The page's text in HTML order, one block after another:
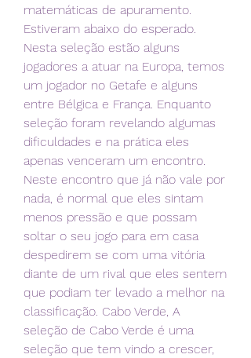
matemáticas de apuramento.
Estiveram abaixo do esperado.
Nesta seleção estão alguns
jogadores a atuar na Europa, temos
um jogador no Getafe e alguns
entre Bélgica e França. Enquanto
seleção foram revelando algumas
dificuldades e na prática eles
apenas venceram um encontro.
Neste encontro que já não vale por
nada, é normal que eles sintam
menos pressão e que possam
soltar o seu jogo para em casa
despedirem se com uma vitória
diante de um rival que eles sentem
que podiam ter levado a melhor na
classificação. Cabo Verde, A
seleção de Cabo Verde é uma
seleção que tem vindo a crescer,